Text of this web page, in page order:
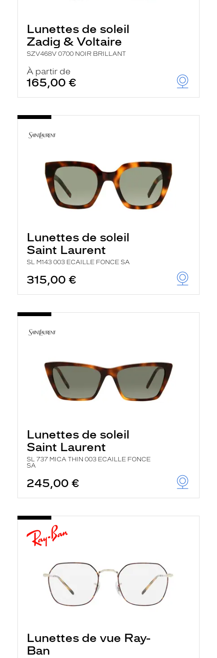
Lunettes de soleil
Zadig & Voltaire
SZV468V 0700 NOIR BRILLANT
À partir de
165,00 €
Lunettes de soleil
Saint Laurent
SL M143 003 ECAILLE FONCE SA
315,00 €
Lunettes de soleil
Saint Laurent
SL 737 MICA THIN 003 ECAILLE FONCE
SA
245,00 €
Lunettes de vue Ray-
Ban